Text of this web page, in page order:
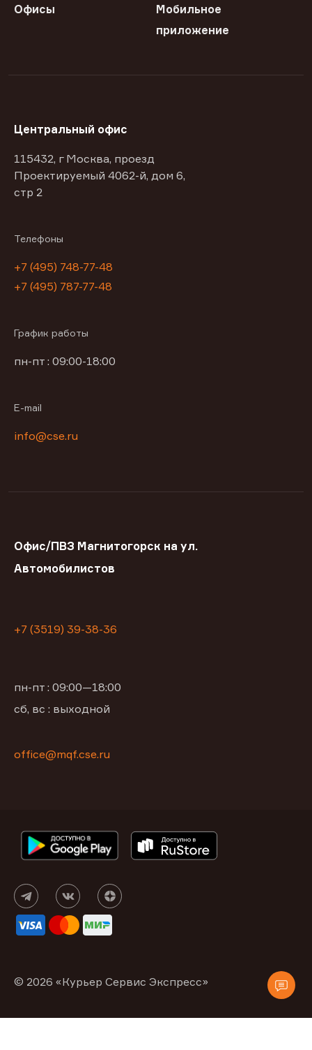
Офисы
Мобильное
приложение
Центральный офис
115432, г Москва, проезд
Проектируемый 4062-й, дом 6,
стр 2
Телефоны
+7 (495) 748-77-48
+7 (495) 787-77-48
График работы
пн-пт : 09:00-18:00
E-mail
info@cse.ru
Офис/ПВЗ Магнитогорск на ул.
Автомобилистов
+7 (3519) 39-38-36
пн-пт : 09:00—18:00
сб, вс : выходной
office@mqf.cse.ru
© 2026 «Курьер Сервис Экспресс»